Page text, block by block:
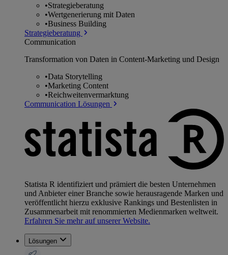
•Strategieberatung
•Wertgenerierung mit Daten
•Business Building
Strategieberatung
Communication
Transformation von Daten in Content-Marketing und Design
•Data Storytelling
•Marketing Content
•Reichweitenvermarktung
Communication Lösungen
Statista R identifiziert und prämiert die besten Unternehmen
und Anbieter einer Branche sowie herausragende Marken und
veröffentlicht hierzu exklusive Rankings und Bestenlisten in
Zusammenarbeit mit renommierten Medienmarken weltweit.
Erfahren Sie mehr auf unserer Website.
Lösungen